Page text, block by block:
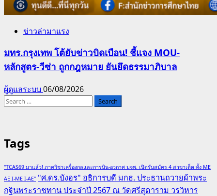
ข่าวล่ามาแรง
มทร.กรุงเทพ โต้ยับข่าวบิดเบือน! ชี้แจง MOU-
หลักสูตร-วีซ่า ถูกกฎหมาย ยันยึดธรรมาภิบาล
ผู้ดูแลระบบ 06/08/2026
Search
Tags
"TCAS69 มาแล้ว! ภาควิชาเครื่องกลและการบิน-อวกาศ มจพ. เปิดรับสมัคร 4 สาขาเด็ด ทั้ง ME
AE I-ME I-AE" "ศ.ดร.บังอร" อธิการบดี มกธ. ประธานถวายผ้าพระ
กฐินพระราชทาน ประจำปี 2567 ณ วัดศรีสุดาราม วรวิหาร